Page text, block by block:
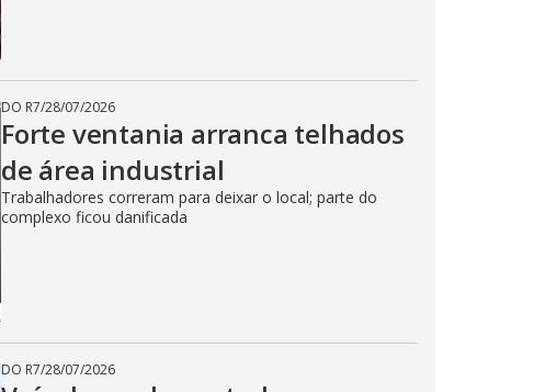
DO R7/28/07/2026
Forte ventania arranca telhados
de área industrial
Trabalhadores correram para deixar o local; parte do
complexo ficou danificada
DO R7/28/07/2026